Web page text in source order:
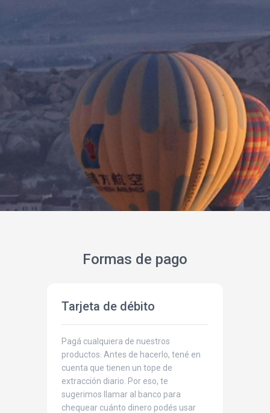
Formas de pago
Tarjeta de débito
Pagá cualquiera de nuestros
productos. Antes de hacerlo, tené en
cuenta que tienen un tope de
extracción diario. Por eso, te
sugerimos llamar al banco para
chequear cuánto dinero podés usar